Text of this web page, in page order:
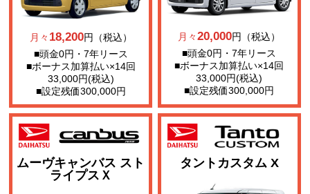
月々 18,200円（税込）
■頭金0円・7年リース
■ボーナス加算払い×14回
33,000円(税込)
■設定残価300,000円
月々20,000円（税込）
■頭金0円・7年リース
■ボーナス加算払い×14回
33,000円(税込)
■設定残価300,000円
ムーヴキャンバス スト
ライプスＸ
タントカスタム X